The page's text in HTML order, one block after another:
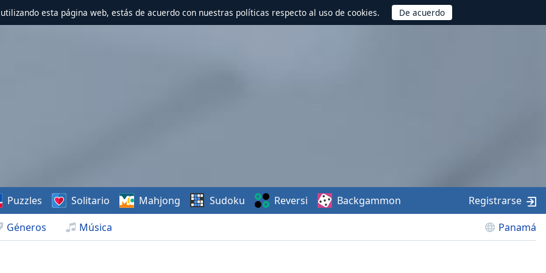
esta página web, estás de acuerdo con nuestras políticas respecto al uso de cookies.
Géneros Música Panamá
Puzzles Solitario Mahjong Sudoku Reversi Backgammon Registrarse